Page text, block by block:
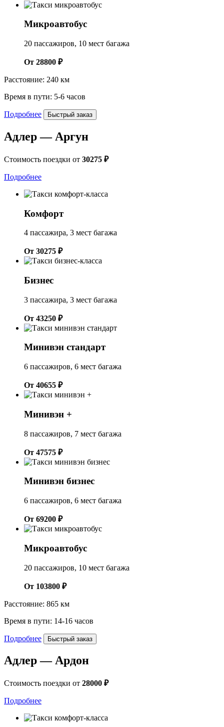
Микроавтобус
20 пассажиров, 10 мест багажа
От 28800 ₽
Расстояние: 240 км
Время в пути: 5-6 часов
Подробнее Быстрый заказ
Адлер — Аргун
Стоимость поездки от 30275 ₽
Подробнее
Комфорт
4 пассажира, 3 мест багажа
От 30275 ₽
Бизнес
3 пассажира, 3 мест багажа
От 43250 ₽
Минивэн стандарт
6 пассажиров, 6 мест багажа
От 40655 ₽
Минивэн +
8 пассажиров, 7 мест багажа
От 47575 ₽
Минивэн бизнес
6 пассажиров, 6 мест багажа
От 69200 ₽
Микроавтобус
20 пассажиров, 10 мест багажа
От 103800 ₽
Расстояние: 865 км
Время в пути: 14-16 часов
Подробнее Быстрый заказ
Адлер — Ардон
Стоимость поездки от 28000 ₽
Подробнее